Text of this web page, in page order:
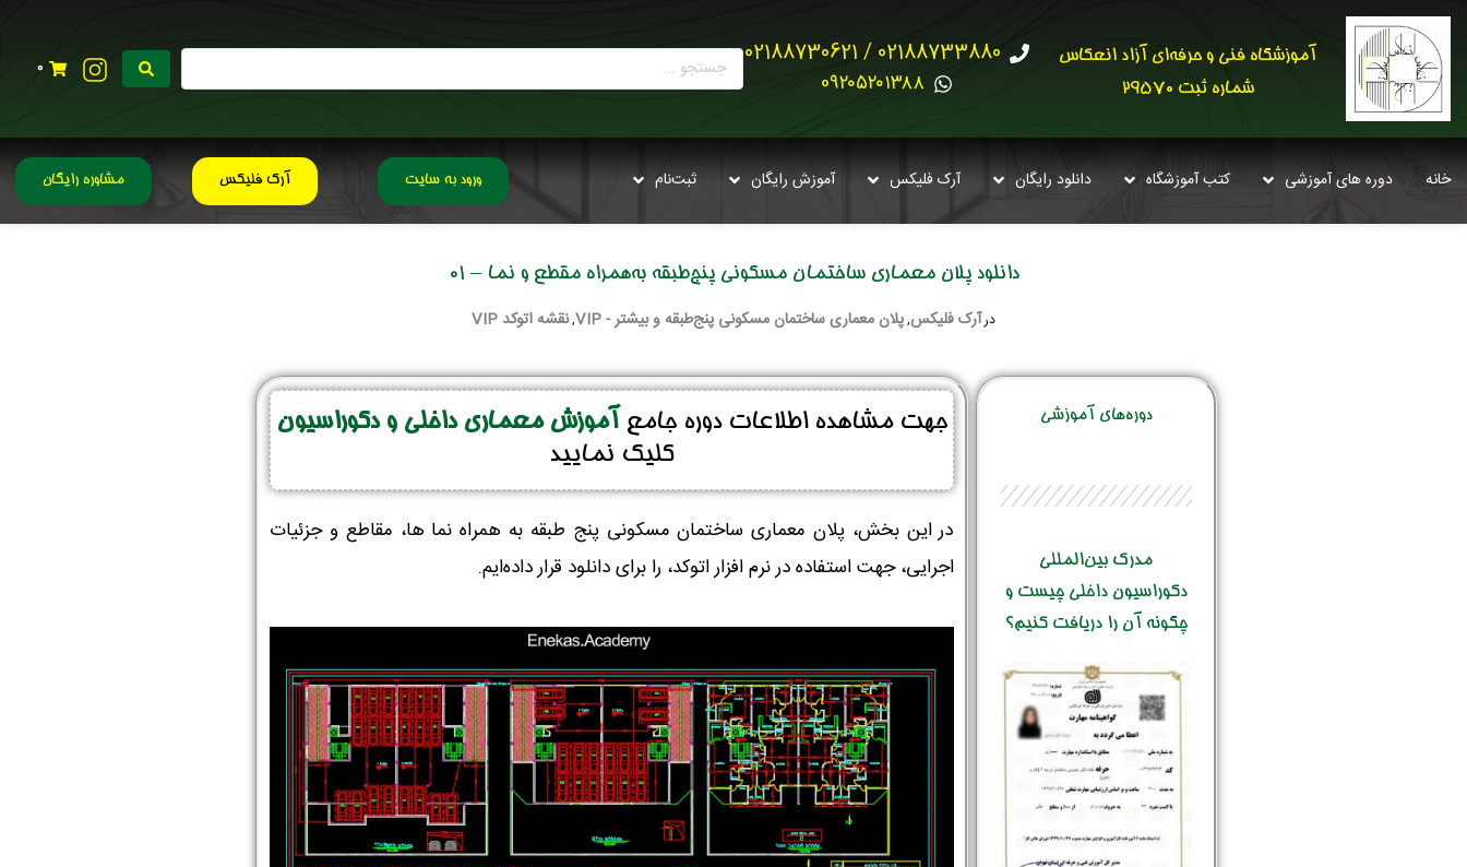
آموزشگاه فنی و حرفه‌ای آزاد انعکاس
شماره ثبت 29570
02188733880 / 02188730621
0۹۲۰۵۲۰۱۳۸۸
0
خانه دوره های آموزشی کتب آموزشگاه دانلود رایگان آرک فلیکس آموزش رایگان ثبت‌نام ورود به سایت آرک فلیکس مشاوره رایگان
دانلود پلان معماری ساختمان مسکونی پنج‌طبقه به‌همراه مقطع و نما – 01
درآرک فلیکس,پلان معماری ساختمان مسکونی پنج‌طبقه و بیشتر - VIP ,نقشه اتوکد VIP
دوره‌‌های آموزشی
مدرک بین‌المللی
دکوراسیون داخلی چیست و
چگونه آن را دریافت کنیم؟
جهت مشاهده اطلاعات دوره جامع آموزش معماری داخلی و دکوراسیون
کلیک نمایید
در این بخش، پلان معماری ساختمان مسکونی پنج طبقه به همراه نما ها، مقاطع و جزئیات
اجرایی، جهت استفاده در نرم ‌افزار اتوکد، را برای دانلود قرار داده‌ایم.‌